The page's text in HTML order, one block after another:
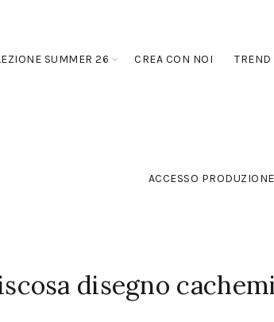
SUMMER 26 CREA CON NOI TREND
ACCESSO PRODUZIONE
disegno